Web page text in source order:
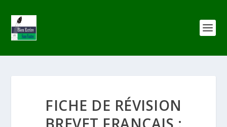
FICHE DE RÉVISION